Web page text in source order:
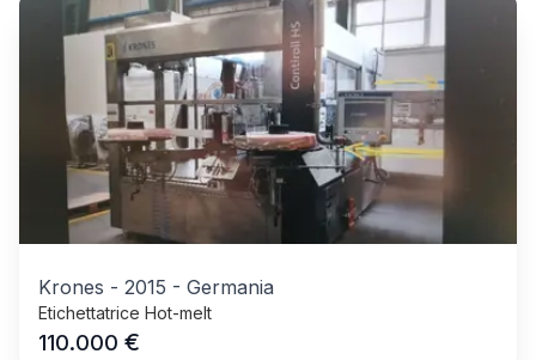
Krones - 2015 - Germania
Etichettatrice Hot-melt
110.000 €